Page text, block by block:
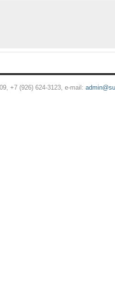
+7 (926) 624-3123, e-mail: